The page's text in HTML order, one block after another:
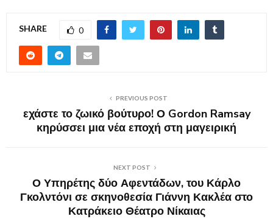
SHARE 0
PREVIOUS POST
εχάστε το ζωικό βούτυρο! Ο Gordon Ramsay
κηρύσσει μια νέα εποχή στη μαγειρική
NEXT POST
Ο Υπηρέτης δύο Αφεντάδων, του Κάρλο
Γκολντόνι σε σκηνοθεσία Γιάννη Κακλέα στο
Κατράκειο Θέατρο Νίκαιας